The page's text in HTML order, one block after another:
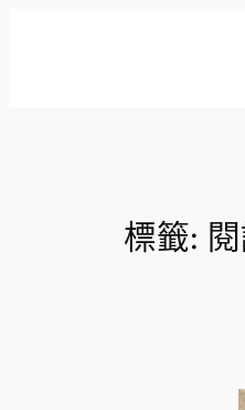
標籤: